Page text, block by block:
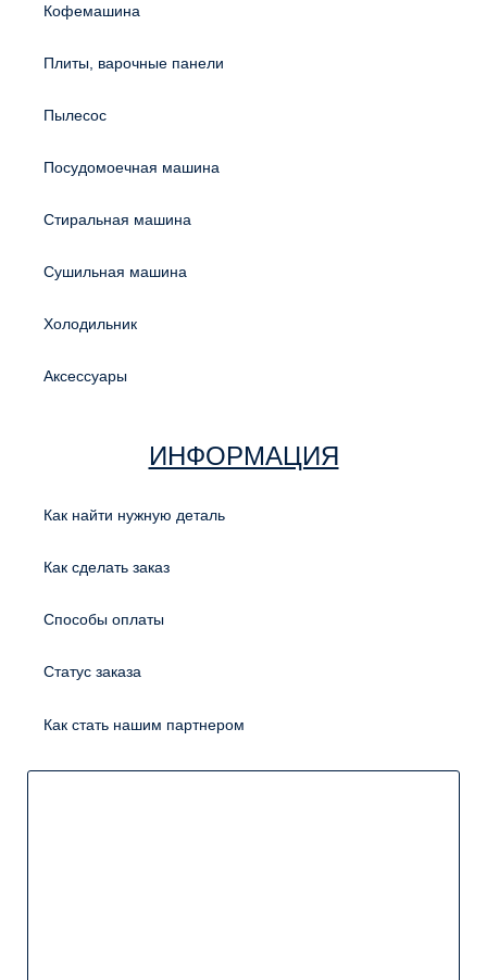
Кофемашина
Плиты, варочные панели
Пылесос
Посудомоечная машина
Стиральная машина
Сушильная машина
Холодильник
Аксессуары
ИНФОРМАЦИЯ
Как найти нужную деталь
Как сделать заказ
Способы оплаты
Статус заказа
Как стать нашим партнером